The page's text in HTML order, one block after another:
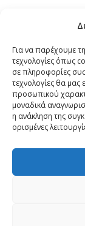
Για να παρέχουμε
τεχνολογίες όπως
σε πληροφορίες
τεχνολογίες θα
προσωπικού
μοναδικά
η ανάκληση της
ορισμένες
Τρόποι Αποστολής
Τρόποι Αγοράς –
Όροι και
Δήλωση
Copyright